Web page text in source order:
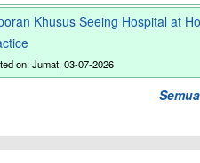
Khusus Seeing Hospital at
on: Jumat, 03-07-2026